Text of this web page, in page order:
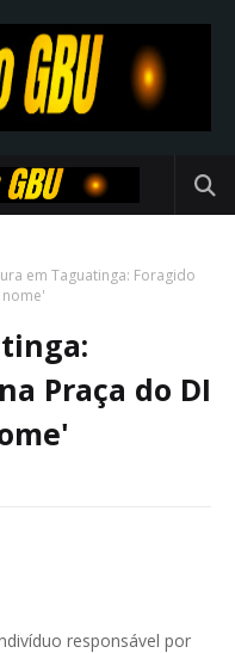
em Taguatinga: Foragido
Praça do DI
responsável por